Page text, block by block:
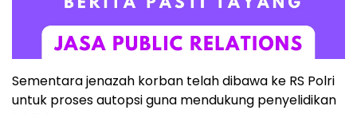
Sementara jenazah korban telah dibawa ke RS Polri
untuk proses autopsi guna mendukung penyelidikan